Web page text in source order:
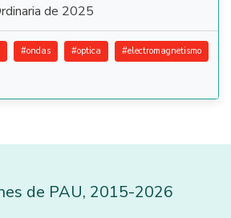
de 2025
#ondas #optica #electromagnetismo
de PAU, 2015-2026